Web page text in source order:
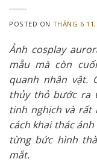
POSTED ON THÁNG 6
Ảnh cosplay
mẫu mà còn
quanh nhân vật.
thủy thỏ bước ra
tinh nghịch và rất
cách khai thác
từng bức hình
mắt.